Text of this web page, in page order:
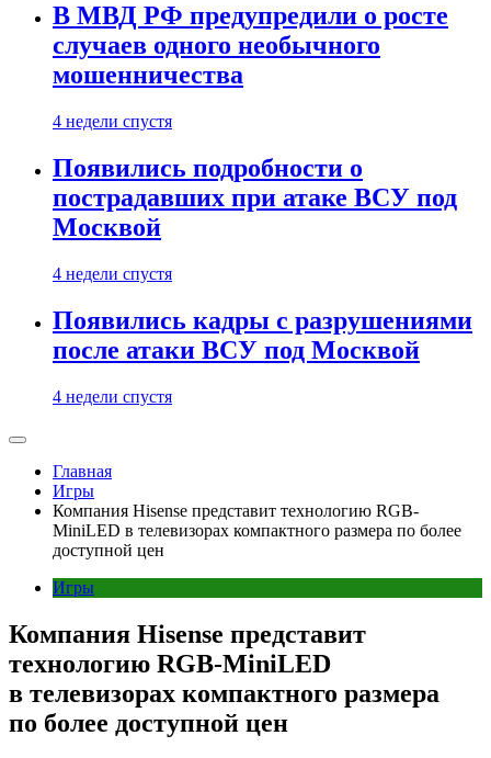
В МВД РФ предупредили о росте
случаев одного необычного
мошенничества
4 недели спустя
Появились подробности о
пострадавших при атаке ВСУ под
Москвой
4 недели спустя
Появились кадры с разрушениями
после атаки ВСУ под Москвой
4 недели спустя
Главная
Игры
Компания Hisense представит технологию RGB-
MiniLED в телевизорах компактного размера по более
доступной цен
Игры
Компания Hisense представит
технологию RGB-MiniLED
в телевизорах компактного размера
по более доступной цен